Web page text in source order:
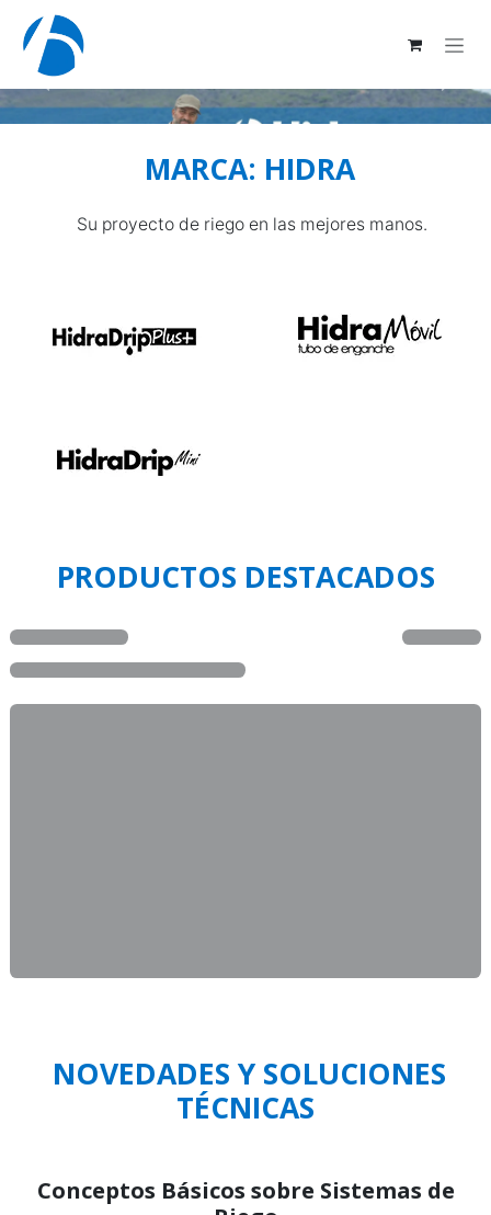
Ir al contenido
Anterior
MARCA: HIDRA
Su proyecto de riego en las mejores manos.
PRODUCTOS DESTACADOS
NOVEDADES Y SOLUCIONES
TÉCNICAS
Conceptos Básicos sobre Sistemas de